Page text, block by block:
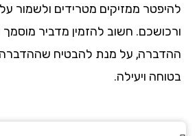
להיפטר ממזיקים מטרידים ולשמור
ורכושכם. חשוב להזמין מדביר מוסמך
ההדברה, על מנת להבטיח
בטוחה ויעילה.